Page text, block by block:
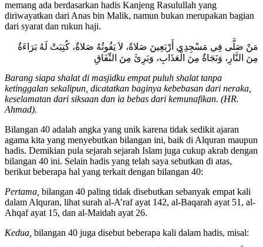
memang ada berdasarkan hadis Kanjeng Rasulullah yang
diriwayatkan dari Anas bin Malik, namun bukan merupakan bagian
dari syarat dan rukun haji.
مِنَ النَّارِ، وَنَجَاةٌ مِنَ الْعَذَابِ، وَبَرِئَ مِنَ النِّفَاقِ
Barang siapa shalat di masjidku empat puluh shalat tanpa
ketinggalan sekalipun, dicatatkan baginya kebebasan dari neraka,
keselamatan dari siksaan dan ia bebas dari kemunafikan. (HR.
Ahmad).
Bilangan 40 adalah angka yang unik karena tidak sedikit ajaran
agama kita yang menyebutkan bilangan ini, baik di Alquran maupun
hadis. Demikian pula sejarah sejarah Islam juga cukup akrab dengan
bilangan 40 ini. Selain hadis yang telah saya sebutkan di atas,
berikut beberapa hal yang terkait dengan bilangan 40:
Pertama, bilangan 40 paling tidak disebutkan sebanyak empat kali
dalam Alquran, lihat surah al-A’raf ayat 142, al-Baqarah ayat 51, al-
Ahqaf ayat 15, dan al-Maidah ayat 26.
Kedua, bilangan 40 juga disebut beberapa kali dalam hadis, misal: